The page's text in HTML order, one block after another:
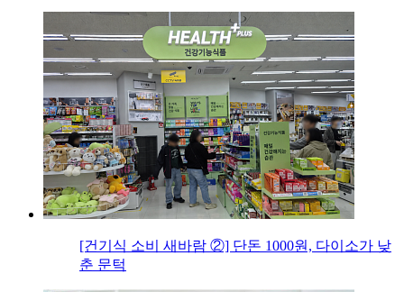
[건기식 소비 새바람 ②] 단돈 1000원, 다이소가 낮
춘 문턱